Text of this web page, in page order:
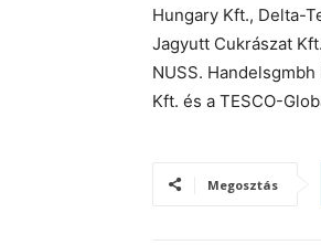
Hungary Kft., Delta-
Jagyutt Cukrászat
NUSS.
Kft. és a TESCO-
Megosztás